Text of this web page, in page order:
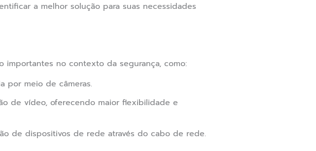
a melhor solução para suas necessidades
importantes no contexto da segurança, como:
por meio de câmeras.
de vídeo, oferecendo maior flexibilidade e
de dispositivos de rede através do cabo de rede.